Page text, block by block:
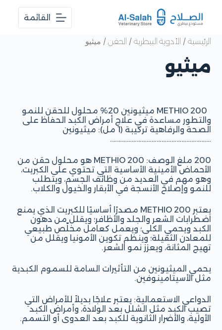
القائمة
الرئيسية / الأدوية البيطرية / الحقن / ميثيو
ميثيو
METHIO 200 ميثيونين 20% محلول للحقن للنمو
والتطور مساعدة في علاج أمراض الكبد الحفاظ على
الصحة والرفاهية تركيبة (1 مل): ميثيونين
…………………………………………………….
200 ملغ الوصف: METHIO 200 هو محلول حقن من
الأحماض الأمينية الأساسية التي تحتوي على الكبريت،
وهو مهم في العديد من وظائف الجسم، ويتطلب
للنمو وإصلاح الأنسجة في الأبقار والخيول والكلاب.
يعتبر METHIO 200 مصدرًا أساسيًا للكبريت الذي يمنع
اضطرابات الشعر والجلد والأظافر؛ ويقلل من دهون
الكبد ويحمي الكلى؛ ويعمل كعامل مخلّص طبيعي
للمعادن الثقيلة؛ وينظم تكوين الأمونيا ويقلل من
تهيج المثانة، ويعزز نمو الشعر.
يحمي الميثيونين من التأثيرات السامة للسموم الكبدية
مثل الأسيتامينوفين.
الدواعي الاستعمالية: يعتبر علاجًا بديلاً للأمراض التي
تصيب الكبد مثل الشلل بعد الولادة، وأمراض الكبد
الأولية، والأضرار الثانوية للكبد بعد العدوى أو التسمم.